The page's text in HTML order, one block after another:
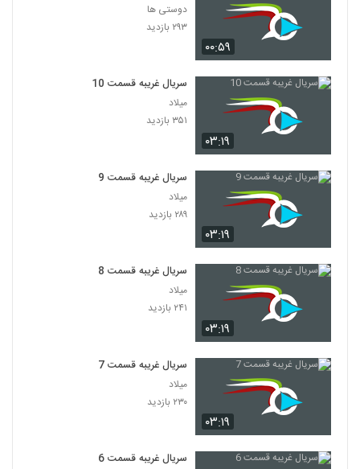
۰۰:۵۹
دوستی ها
۲۹۳ بازدید
۰۳:۱۹
سریال غریبه قسمت 10
میلاد
۳۵۱ بازدید
۰۳:۱۹
سریال غریبه قسمت 9
میلاد
۲۸۹ بازدید
۰۳:۱۹
سریال غریبه قسمت 8
میلاد
۲۴۱ بازدید
۰۳:۱۹
سریال غریبه قسمت 7
میلاد
۲۳۰ بازدید
سریال غریبه قسمت 6